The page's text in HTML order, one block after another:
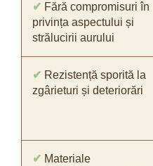
✔ Fără compromisuri în
privința aspectului și
strălucirii aurului
✔ Rezistență sporită la
zgârieturi și deteriorări
✔ Materiale